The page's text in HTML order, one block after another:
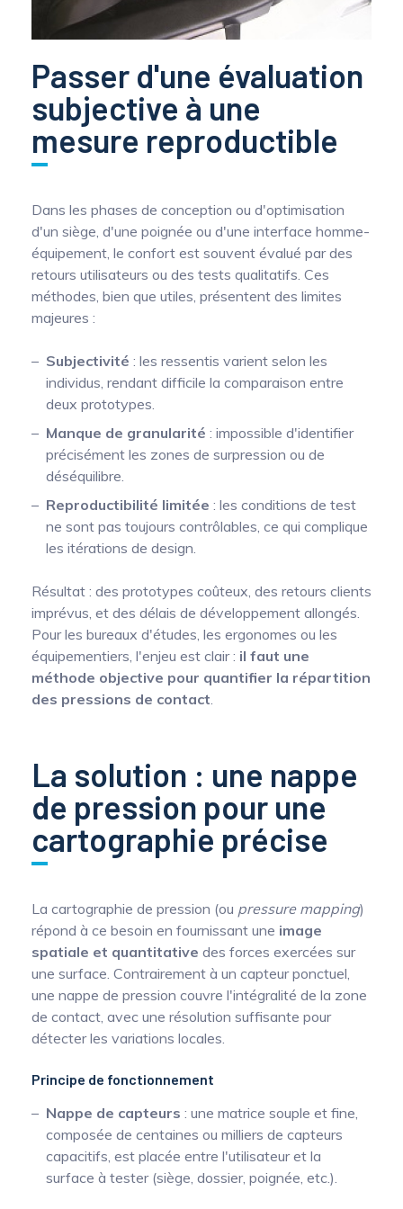
Passer d'une évaluation
subjective à une
mesure reproductible
Dans les phases de conception ou d'optimisation
d'un siège, d'une poignée ou d'une interface homme-
équipement, le confort est souvent évalué par des
retours utilisateurs ou des tests qualitatifs. Ces
méthodes, bien que utiles, présentent des limites
majeures :
Subjectivité : les ressentis varient selon les
individus, rendant difficile la comparaison entre
deux prototypes.
Manque de granularité : impossible d'identifier
précisément les zones de surpression ou de
déséquilibre.
Reproductibilité limitée : les conditions de test
ne sont pas toujours contrôlables, ce qui complique
les itérations de design.
Résultat : des prototypes coûteux, des retours clients
imprévus, et des délais de développement allongés.
Pour les bureaux d'études, les ergonomes ou les
équipementiers, l'enjeu est clair : il faut une
méthode objective pour quantifier la répartition
des pressions de contact.
La solution : une nappe
de pression pour une
cartographie précise
La cartographie de pression (ou pressure mapping)
répond à ce besoin en fournissant une image
spatiale et quantitative des forces exercées sur
une surface. Contrairement à un capteur ponctuel,
une nappe de pression couvre l'intégralité de la zone
de contact, avec une résolution suffisante pour
détecter les variations locales.
Principe de fonctionnement
Nappe de capteurs : une matrice souple et fine,
composée de centaines ou milliers de capteurs
capacitifs, est placée entre l'utilisateur et la
surface à tester (siège, dossier, poignée, etc.).
Mesure mobile, embarquée et sans